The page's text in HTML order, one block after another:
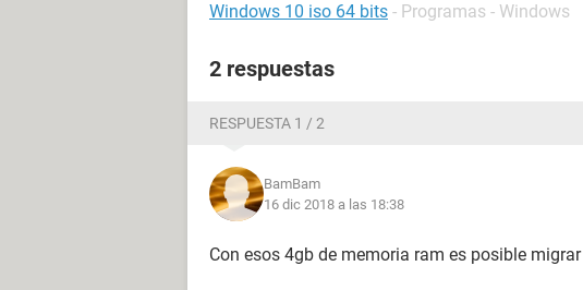
Windows 10 iso 64 bits - Programas - Windows
2 respuestas
RESPUESTA 1 / 2
BamBam
16 dic 2018 a las 18:38
Con esos 4gb de memoria ram es posible